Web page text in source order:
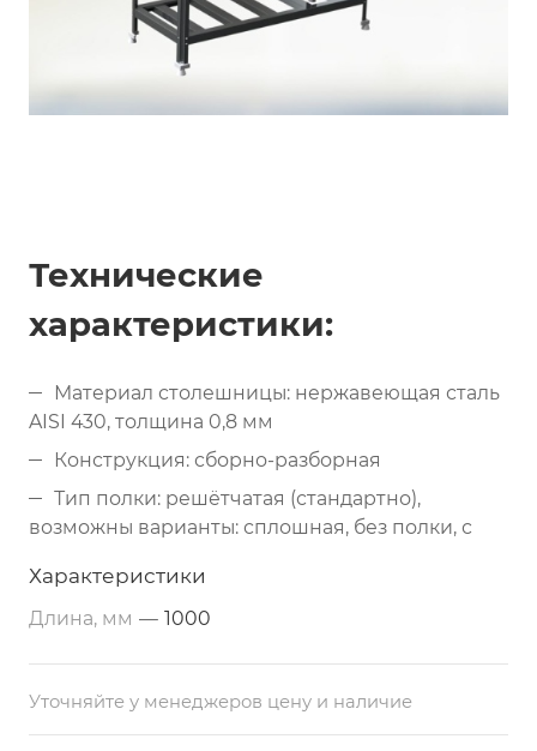
Технические
характеристики:
Материал столешницы: нержавеющая сталь
AISI 430, толщина 0,8 мм
Конструкция: сборно-разборная
Тип полки: решётчатая (стандартно),
возможны варианты: сплошная, без полки, с
Каркас: сложный профиль 40х40 мм
(нержавеющая сталь)
Опоры: регулируемые по высоте
Упаковка: бумажная (столешница + каркас)
Дополнительно: возможно изготовление
Характеристики
Длина, мм — 1000
Уточняйте у менеджеров цену и наличие